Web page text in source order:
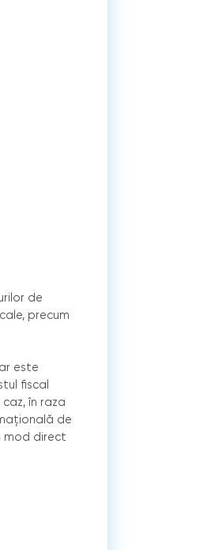
de
precum
este
fiscal
în raza
de
mod direct